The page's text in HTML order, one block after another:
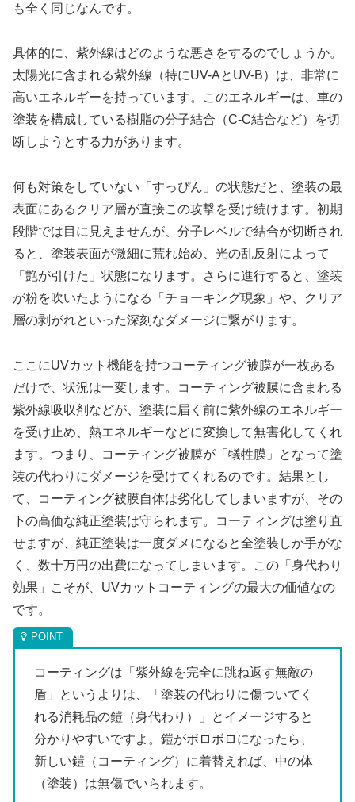
も全く同じなんです。
具体的に、紫外線はどのような悪さをするのでしょうか。
太陽光に含まれる紫外線（特にUV-AとUV-B）は、非常に
高いエネルギーを持っています。このエネルギーは、車の
塗装を構成している樹脂の分子結合（C-C結合など）を切
断しようとする力があります。
何も対策をしていない「すっぴん」の状態だと、塗装の最
表面にあるクリア層が直接この攻撃を受け続けます。初期
段階では目に見えませんが、分子レベルで結合が切断され
ると、塗装表面が微細に荒れ始め、光の乱反射によって
「艶が引けた」状態になります。さらに進行すると、塗装
が粉を吹いたようになる「チョーキング現象」や、クリア
層の剥がれといった深刻なダメージに繋がります。
ここにUVカット機能を持つコーティング被膜が一枚ある
だけで、状況は一変します。コーティング被膜に含まれる
紫外線吸収剤などが、塗装に届く前に紫外線のエネルギー
を受け止め、熱エネルギーなどに変換して無害化してくれ
ます。つまり、コーティング被膜が「犠牲膜」となって塗
装の代わりにダメージを受けてくれるのです。結果とし
て、コーティング被膜自体は劣化してしまいますが、その
下の高価な純正塗装は守られます。コーティングは塗り直
せますが、純正塗装は一度ダメになると全塗装しか手がな
く、数十万円の出費になってしまいます。この「身代わり
効果」こそが、UVカットコーティングの最大の価値なの
です。
コーティングは「紫外線を完全に跳ね返す無敵の
盾」というよりは、「塗装の代わりに傷ついてく
れる消耗品の鎧（身代わり）」とイメージすると
分かりやすいですよ。鎧がボロボロになったら、
新しい鎧（コーティング）に着替えれば、中の体
（塗装）は無傷でいられます。